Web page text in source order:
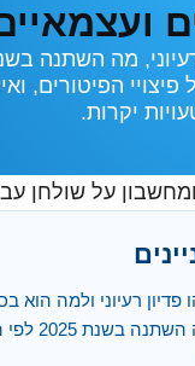
פיצויי הפיטורים,
יקרות.
2. מה